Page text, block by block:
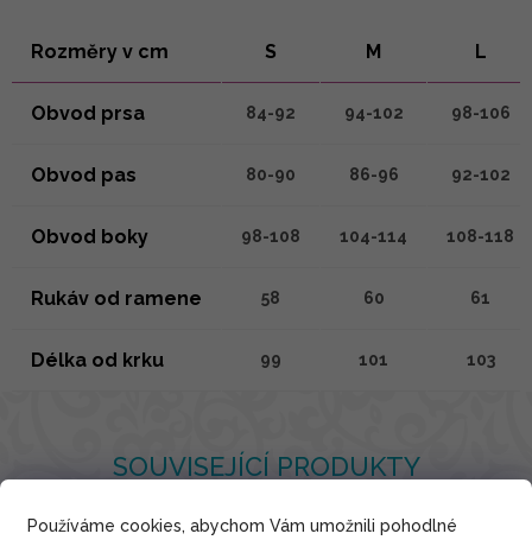
Používáme cookies, abychom Vám umožnili pohodlné
SOUVISEJÍCÍ PRODUKTY
Rozměry v cm S M L
Obvod prsa 84-92 94-102 98-106
Obvod pas 80-90 86-96 92-102
Obvod boky 98-108 104-114 108-118
Rukáv od ramene 58 60 61
Délka od krku 99 101 103